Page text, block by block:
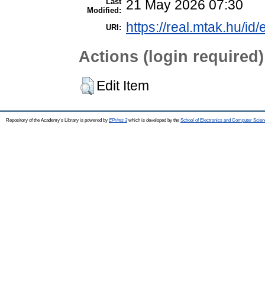
Modified:
21 May 2026 07:30
URI: https://real.mtak.hu/id/
Actions (login required)
Edit Item
Repository of the Academy's Library is powered by EPrints 3which is developed by the School of Electronics and Computer